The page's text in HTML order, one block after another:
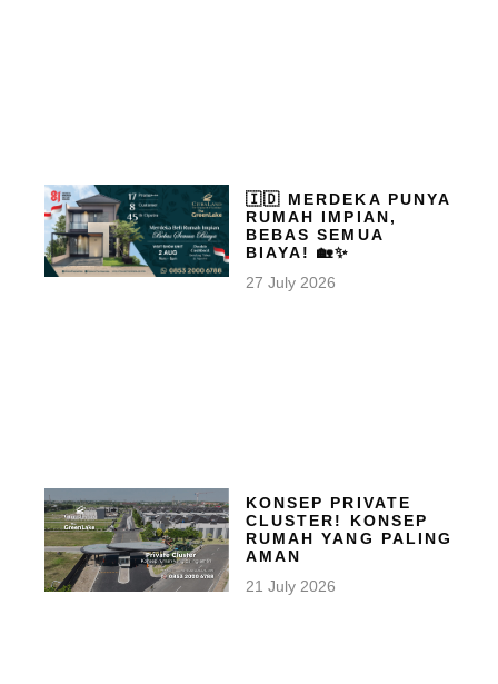
🇮🇩 MERDEKA PUNYA
RUMAH IMPIAN,
BEBAS SEMUA
BIAYA! 🏡✨
27 July 2026
KONSEP PRIVATE
CLUSTER! KONSEP
RUMAH YANG PALING
AMAN
21 July 2026